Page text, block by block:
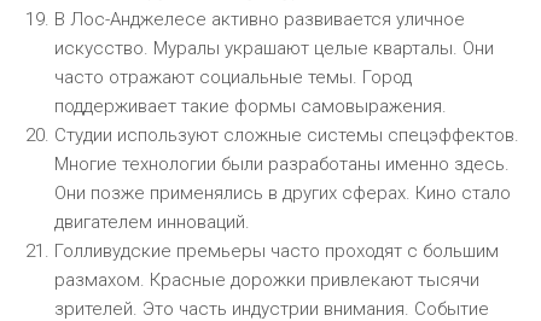
В Лос-Анджелесе активно развивается уличное
искусство. Муралы украшают целые кварталы. Они
часто отражают социальные темы. Город
поддерживает такие формы самовыражения.
Студии используют сложные системы спецэффектов.
Многие технологии были разработаны именно здесь.
Они позже применялись в других сферах. Кино стало
двигателем инноваций.
Голливудские премьеры часто проходят с большим
размахом. Красные дорожки привлекают тысячи
зрителей. Это часть индустрии внимания. Событие